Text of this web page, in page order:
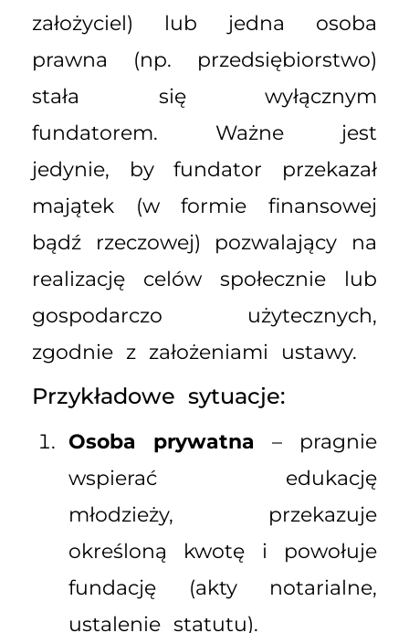
założyciel) lub jedna osoba
prawna (np. przedsiębiorstwo)
stała się wyłącznym
fundatorem. Ważne jest
jedynie, by fundator przekazał
majątek (w formie finansowej
bądź rzeczowej) pozwalający na
realizację celów społecznie lub
gospodarczo użytecznych,
zgodnie z założeniami ustawy.
Przykładowe sytuacje:
Osoba prywatna – pragnie
wspierać edukację
młodzieży, przekazuje
określoną kwotę i powołuje
fundację (akty notarialne,
ustalenie statutu).